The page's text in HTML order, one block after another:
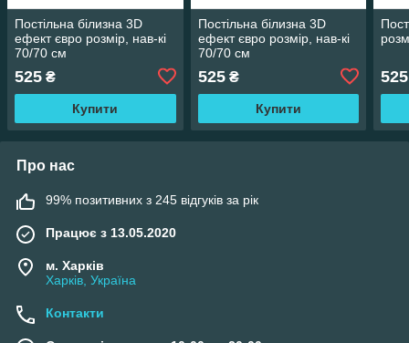
Постільна білизна 3D
ефект євро розмір, нав-кі
70/70 см
525 ₴
Купити
Постільна білизна 3D
ефект євро розмір, нав-кі
70/70 см
525₴
Купити
525
Про нас
99% позитивних з 245 відгуків за рік
Працює з 13.05.2020
м. Харків
Харків, Україна
Контакти